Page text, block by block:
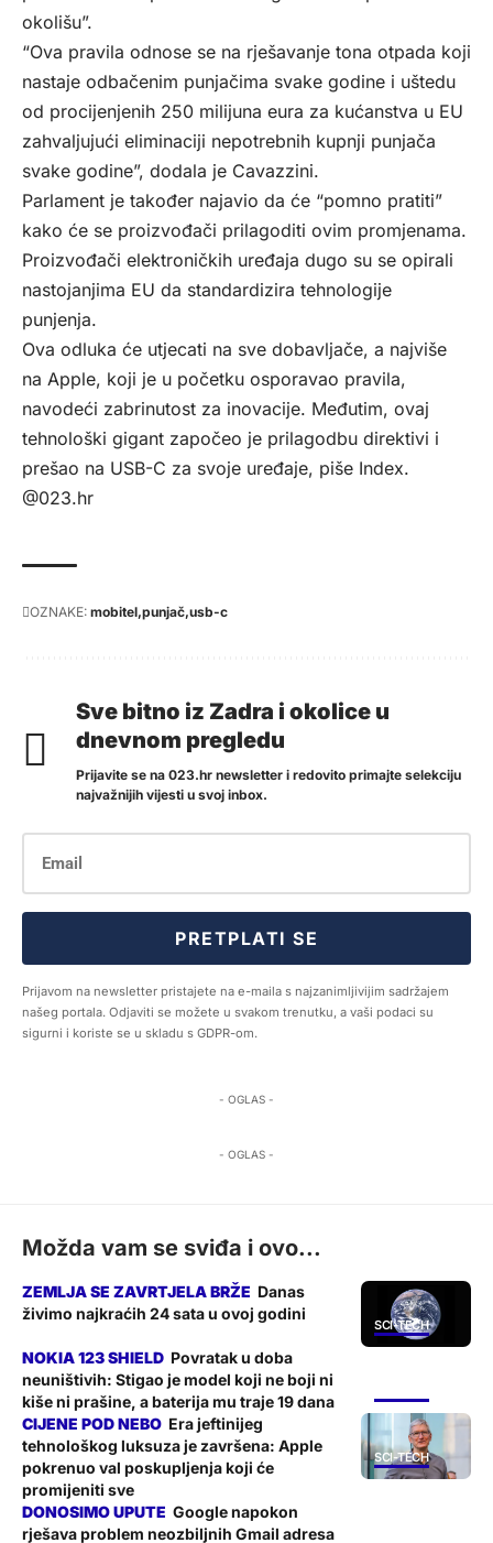
okolišu”.
“Ova pravila odnose se na rješavanje tona otpada koji
nastaje odbačenim punjačima svake godine i uštedu
od procijenjenih 250 milijuna eura za kućanstva u EU
zahvaljujući eliminaciji nepotrebnih kupnji punjača
svake godine”, dodala je Cavazzini.
Parlament je također najavio da će “pomno pratiti”
kako će se proizvođači prilagoditi ovim promjenama.
Proizvođači elektroničkih uređaja dugo su se opirali
nastojanjima EU da standardizira tehnologije
punjenja.
Ova odluka će utjecati na sve dobavljače, a najviše
na Apple, koji je u početku osporavao pravila,
navodeći zabrinutost za inovacije. Međutim, ovaj
tehnološki gigant započeo je prilagodbu direktivi i
prešao na USB-C za svoje uređaje, piše Index.
@023.hr
OZNAKE: mobitel punjač usb-c
Sve bitno iz Zadra i okolice u
dnevnom pregledu
Prijavite se na 023.hr newsletter i redovito primajte selekciju
najvažnijih vijesti u svoj inbox.
PRETPLATI SE
Prijavom na newsletter pristajete na e-maila s najzanimljivijim sadržajem
našeg portala. Odjaviti se možete u svakom trenutku, a vaši podaci su
sigurni i koriste se u skladu s GDPR-om.
- OGLAS -
- OGLAS -
Možda vam se sviđa i ovo...
SCI-TECH
Danas
živimo najkraćih 24 sata u ovoj godini
Povratak u doba
neuništivih: Stigao je model koji ne boji ni
kiše ni prašine, a baterija mu traje 19 dana
SCI-TECH
Era jeftinijeg
tehnološkog luksuza je završena: Apple
pokrenuo val poskupljenja koji će
promijeniti sve
Google napokon
rješava problem neozbiljnih Gmail adresa